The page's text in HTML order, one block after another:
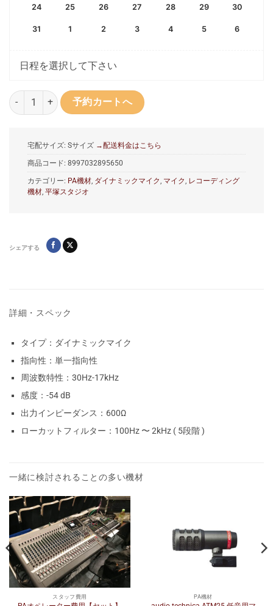
24 25 26 27 28 29 30
31 1 2 3 4 5 6
日程を選択して下さい
SENNHEISER MD421Ⅱ ダイナミックマイク個
予約カートへ
宅配サイズ: Sサイズ→配送料金はこちら
商品コード: 8997032895650
カテゴリー: PA機材, ダイナミックマイク マイク レコーディング
機材, 平塚スタジオ
シェアする
詳細・スペック
タイプ：ダイナミックマイク
指向性：単一指向性
周波数特性：30Hz-17kHz
感度：-54 dB
出力インピーダンス：600Ω
ローカットフィルター：100Hz 〜 2kHz ( 5段階 )
一緒に検討されることの多い機材
スタッフ費用 PA機材